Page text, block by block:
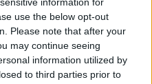
use the below opt-out
Please note that after your
may continue seeing
information utilized by
to third parties prior to
♥
2023april